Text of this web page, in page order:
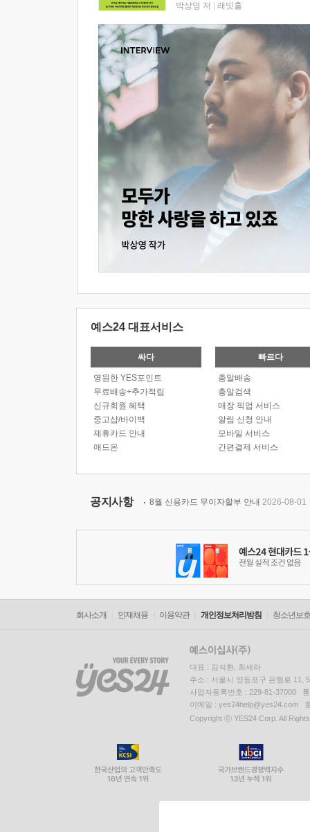
박상영 저 래빗홀
예스24 대표서비스
싸다
영원한 YES포인트
무료배송+추가적립
신규회원 혜택
중고샵/바이백
제휴카드 안내
애드온
빠르다
총알배송
총알검색
매장 픽업 서비스
알림 신청 안내
모바일 서비스
간편결제 서비스
공지사항 8월 신용카드 무이자할부 안내 2026-08-01
회사소개 인재채용 이용약관 개인정보처리방침 청소년보
대표 : 김석환, 최세라
주소 : 서울시 영등포구 은행로 11,
사업자등록번호 : 229-81-37000
이메일 : yes24help@yes24.com
Copyright ⓒ YES24 Corp. All